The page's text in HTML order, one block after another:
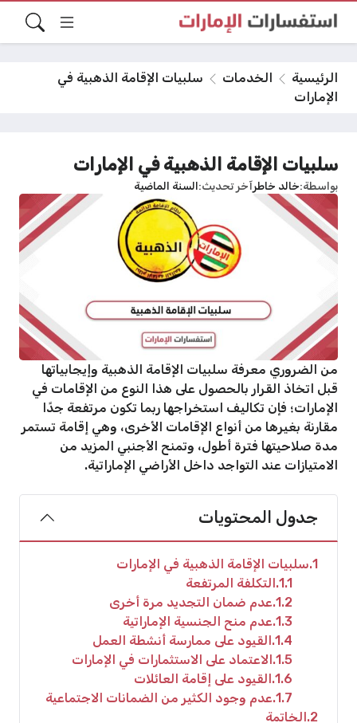
الرئيسية الخدمات
سلبيات الإقامة الذهبية في
الإمارات
سلبيات الإقامة الذهبية في الإمارات
بواسطة خالد خاطرآخر تحديث السنة الماضية
من الضروري معرفة سلبيات الإقامة الذهبية وإيجابياتها
قبل اتخاذ القرار بالحصول على هذا النوع من الإقامات في
الإمارات؛ فإن تكاليف استخراجها ربما تكون مرتفعة جدًا
مقارنة بغيرها من أنواع الإقامات الأخرى، وهي إقامة تستمر
مدة صلاحيتها فترة أطول، وتمنح الأجنبي المزيد من
الامتيازات عند التواجد داخل الأراضي الإماراتية.
جدول المحتويات
1 سلبيات الإقامة الذهبية في الإمارات
1.1 التكلفة المرتفعة
1.2 عدم ضمان التجديد مرة أخرى
1.3 عدم منح الجنسية الإماراتية
1.4 القيود على ممارسة أنشطة العمل
1.5 الاعتماد على الاستثمارات في الإمارات
1.6 القيود على إقامة العائلات
1.7 عدم وجود الكثير من الضمانات الاجتماعية
2 الخاتمة